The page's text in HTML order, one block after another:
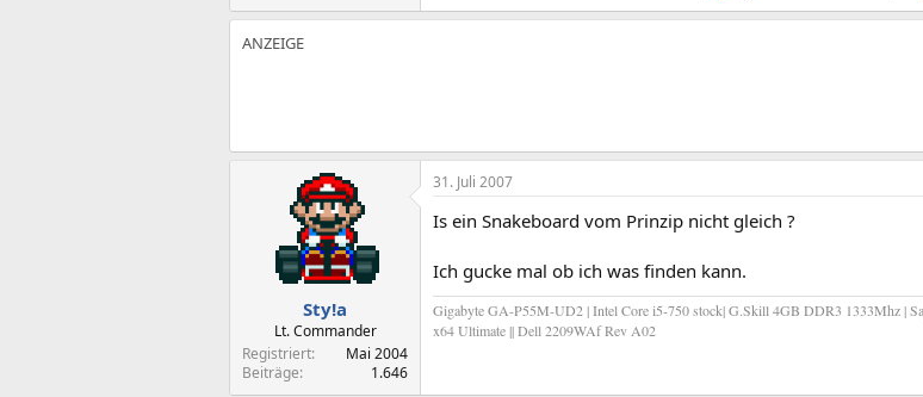
Sty!a
Lt. Commander
Registriert
Mai 2004
Beiträge
1.646
31. Juli 2007
Is ein Snakeboard vom Prinzip nicht gleich ?
Ich gucke mal ob ich was finden kann.
Gigabyte GA-P55M-UD2 | Intel Core i5-750 stock| G.Skill 4GB DDR3 1333Mhz |
x64 Ultimate || Dell 2209WAf Rev A02